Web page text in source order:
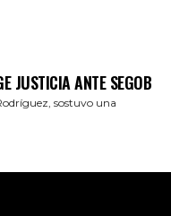
JUSTICIA ANTE SEGOB
sostuvo una